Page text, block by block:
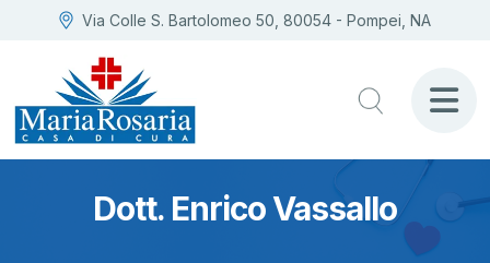
Via Colle S. Bartolomeo 50, 80054 - Pompei, NA
Dott. Enrico Vassallo